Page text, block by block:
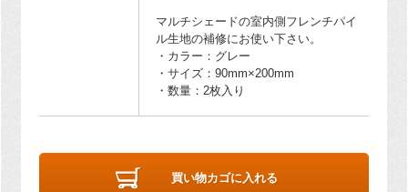
マルチシェードの室内側フレンチパイ
ル生地の補修にお使い下さい。
・カラー：グレー
・サイズ：90mm×200mm
・数量：2枚入り
買い物カゴに入れる